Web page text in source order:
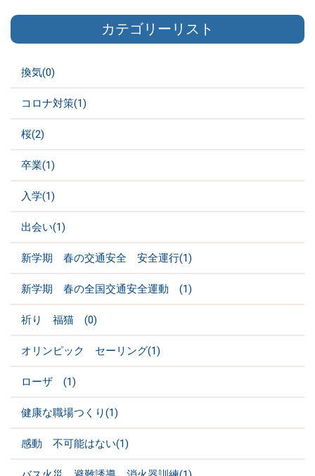
カテゴリーリスト
換気(0)
コロナ対策(1)
桜(2)
卒業(1)
入学(1)
出会い(1)
新学期 春の交通安全 安全運行(1)
新学期 春の全国交通安全運動 (1)
祈り 福猫 (0)
オリンピック セーリング(1)
ローザ (1)
健康な職場つくり(1)
感動 不可能はない(1)